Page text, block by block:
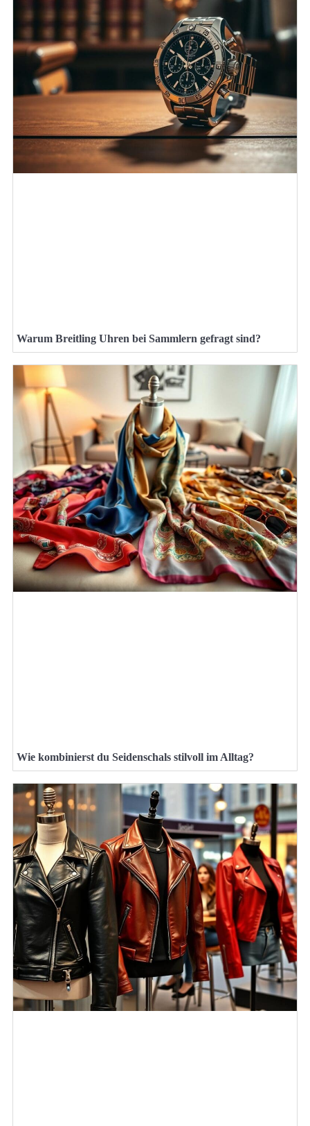
Warum Breitling Uhren bei Sammlern gefragt sind?
Wie kombinierst du Seidenschals stilvoll im Alltag?